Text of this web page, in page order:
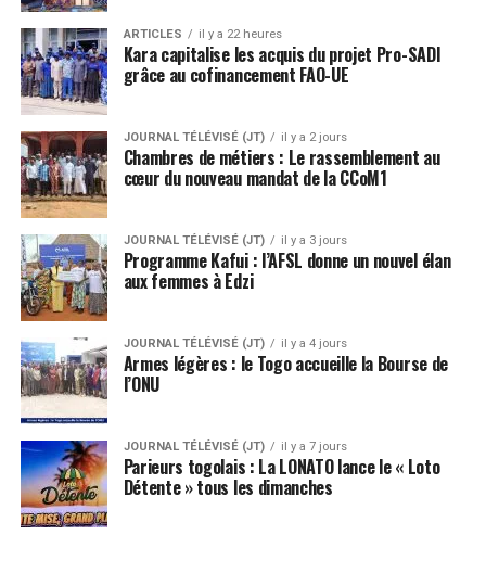
ARTICLES il y a 22 heures
Kara capitalise les acquis du projet Pro-SADI
grâce au cofinancement FAO-UE
JOURNAL TÉLÉVISÉ (JT) il y a 2 jours
Chambres de métiers : Le rassemblement au
cœur du nouveau mandat de la CCoM1
JOURNAL TÉLÉVISÉ (JT) il y a 3 jours
Programme Kafui : l’AFSL donne un nouvel élan
aux femmes à Edzi
JOURNAL TÉLÉVISÉ (JT) il y a 4 jours
Armes légères : le Togo accueille la Bourse de
l’ONU
JOURNAL TÉLÉVISÉ (JT) il y a 7 jours
Parieurs togolais : La LONATO lance le « Loto
Détente » tous les dimanches